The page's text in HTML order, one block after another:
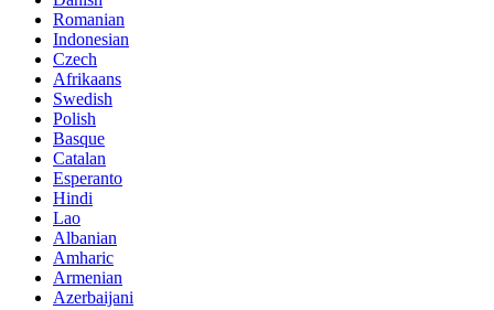
Romanian
Indonesian
Czech
Afrikaans
Swedish
Polish
Basque
Catalan
Esperanto
Hindi
Lao
Albanian
Amharic
Armenian
Azerbaijani